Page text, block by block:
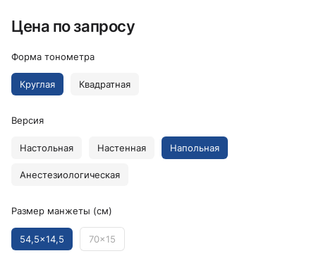
Цена по запросу
Форма тонометра
Круглая Квадратная
Версия
Настольная Настенная Напольная
Анестезиологическая
Размер манжеты (см)
54,5x14,5 70x15